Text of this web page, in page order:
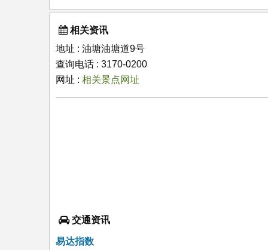
相关资讯
地址 : 油塘油塘道9号
查询电话 : 3170-0200
网址 : 相关景点网址
交通资讯
易达指数